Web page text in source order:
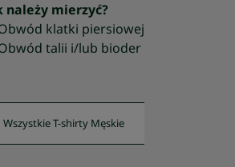
należy mierzyć?
klatki piersiowej
talii i/lub bioder
Wszystkie T-shirty Męskie